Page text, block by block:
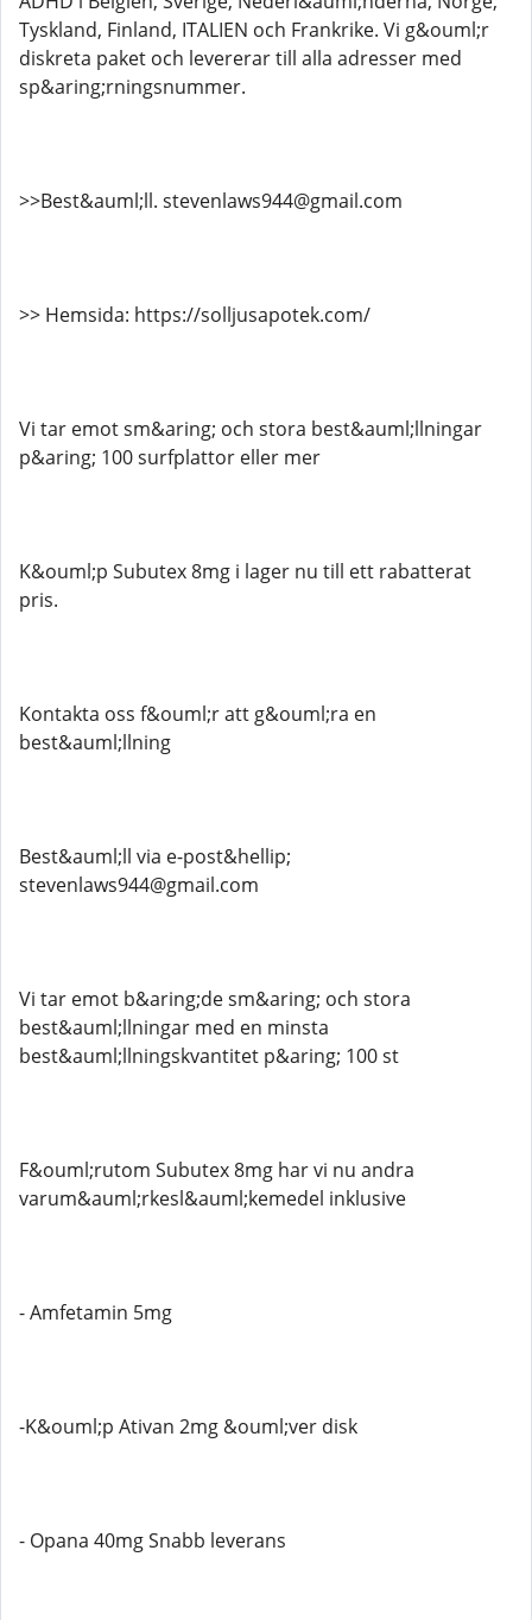
Tyskland, Finland, ITALIEN och Frankrike. Vi g&ouml;r
diskreta paket och levererar till alla adresser med
sp&aring;rningsnummer.
>>Best&auml;ll. stevenlaws944@gmail.com
>> Hemsida: https://solljusapotek.com/
Vi tar emot sm&aring; och stora best&auml;llningar
p&aring; 100 surfplattor eller mer
K&ouml;p Subutex 8mg i lager nu till ett rabatterat
pris.
Kontakta oss f&ouml;r att g&ouml;ra en
best&auml;llning
Best&auml;ll via e-post&hellip;
stevenlaws944@gmail.com
Vi tar emot b&aring;de sm&aring; och stora
best&auml;llningar med en minsta
best&auml;llningskvantitet p&aring; 100 st
F&ouml;rutom Subutex 8mg har vi nu andra
varum&auml;rkesl&auml;kemedel inklusive
- Amfetamin 5mg
-K&ouml;p Ativan 2mg &ouml;ver disk
- Opana 40mg Snabb leverans